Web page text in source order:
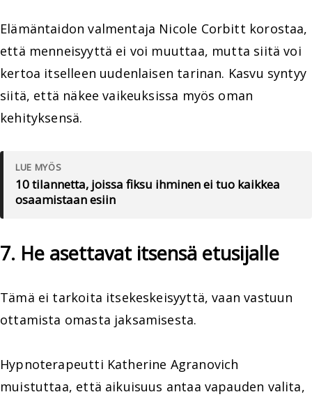
Elämäntaidon valmentaja Nicole Corbitt korostaa,
että menneisyyttä ei voi muuttaa, mutta siitä voi
kertoa itselleen uudenlaisen tarinan. Kasvu syntyy
siitä, että näkee vaikeuksissa myös oman
kehityksensä.
LUE MYÖS
10 tilannetta, joissa fiksu ihminen ei tuo kaikkea
osaamistaan esiin
7. He asettavat itsensä etusijalle
Tämä ei tarkoita itsekeskeisyyttä, vaan vastuun
ottamista omasta jaksamisesta.
Hypnoterapeutti Katherine Agranovich
muistuttaa, että aikuisuus antaa vapauden valita,